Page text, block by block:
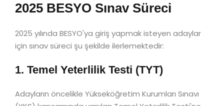
2025 BESYO Sınav Süreci
2025 yılında BESYO'ya giriş yapmak isteyen adaylar
için sınav süreci şu şekilde ilerlemektedir:
1. Temel Yeterlilik Testi (TYT)
Adayların öncelikle Yükseköğretim Kurumları Sınavı